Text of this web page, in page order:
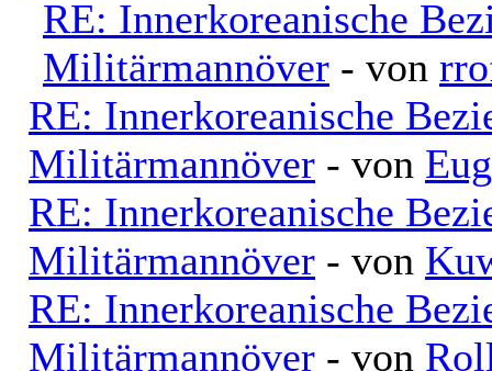
RE: Innerkoreanische
Militärmannöver - von
RE: Innerkoreanische
Militärmannöver - von
RE: Innerkoreanische
Militärmannöver - von
RE: Innerkoreanische
Militärmannöver - von